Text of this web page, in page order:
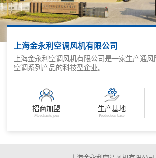
上海金永利空调风机有限公司
上海金永利空调风机有限公司是一家生产通
空调系列产品的科技型企业。
阀、系列低噪声离心式风机箱、混流(斜流)风
YG系列组合式空调器、柜式空调器、FP系列
声器、静压箱、初、高效过滤器、铝箔软管等
招商加盟
Merchants join
生产基地
Production base